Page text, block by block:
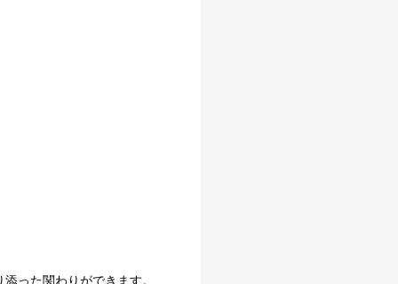
った関わりができます。